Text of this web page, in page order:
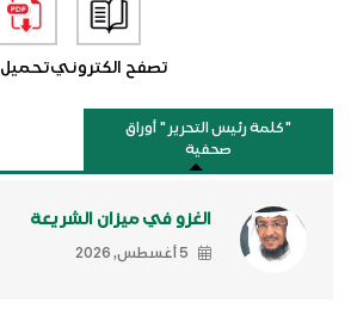
تصفح الكترونيتحميل
"كلمة رئيس التحرير " أوراق
صحفية
الغزو في ميزان الشريعة
5 أغسطس, 2026